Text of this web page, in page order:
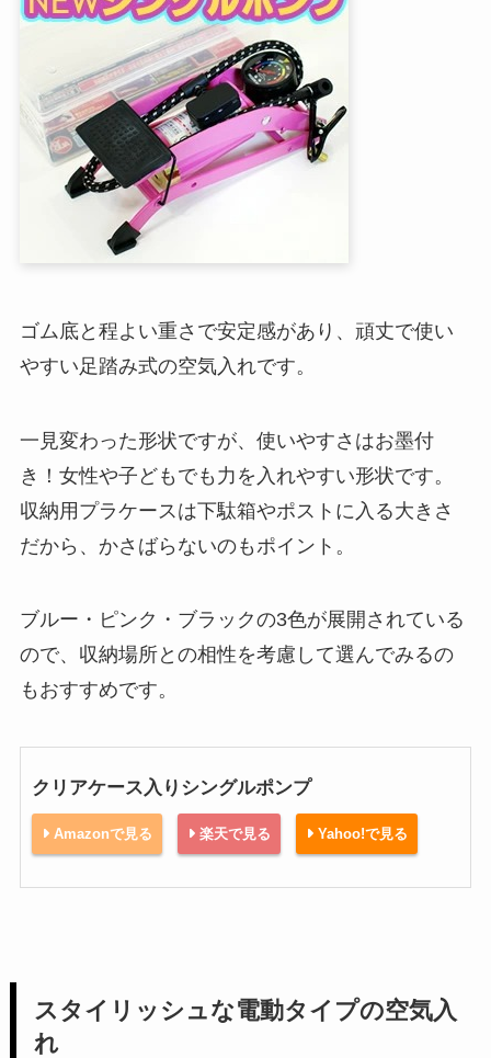
ゴム底と程よい重さで安定感があり、頑丈で使い
やすい足踏み式の空気入れです。
一見変わった形状ですが、使いやすさはお墨付
き！女性や子どもでも力を入れやすい形状です。
収納用プラケースは下駄箱やポストに入る大きさ
だから、かさばらないのもポイント。
ブルー・ピンク・ブラックの3色が展開されている
ので、収納場所との相性を考慮して選んでみるの
もおすすめです。
クリアケース入りシングルポンプ
Amazonで見る 楽天で見る Yahoo!で見る
スタイリッシュな電動タイプの空気入
れ